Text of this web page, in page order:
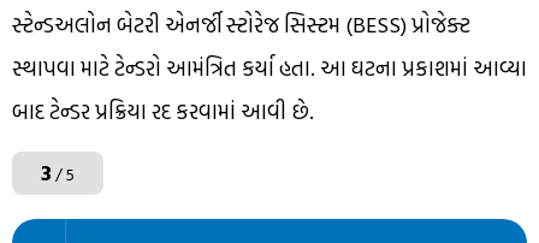
સ્ટેન્ડઅલોન બેટરી એનર્જી સ્ટોરેજ સિસ્ટમ (BESS) પ્રોજેક્ટ
સ્થાપવા માટે ટેન્ડરો આમંત્રિત કર્યા હતા. આ ઘટના પ્રકાશમાં આવ્યા
બાદ ટેન્ડર પ્રક્રિયા રદ કરવામાં આવી છે.
3/ 5